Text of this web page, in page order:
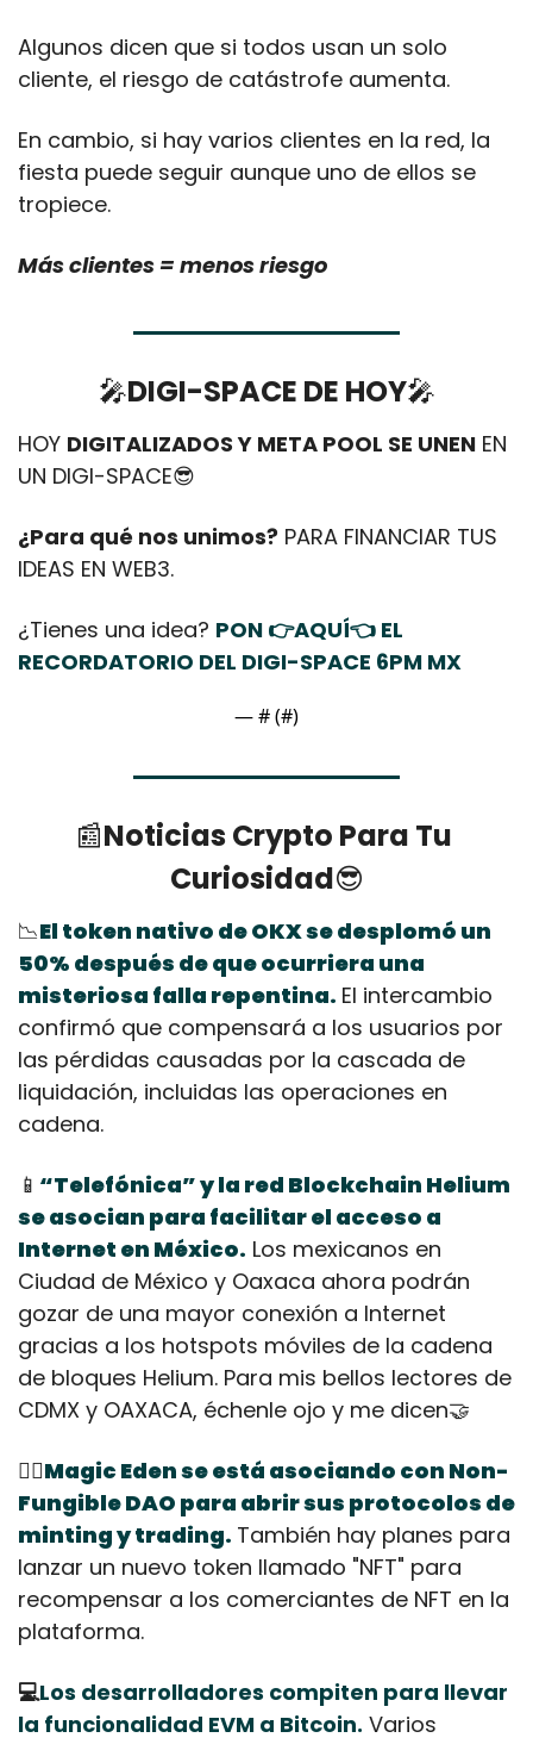
Algunos dicen que si todos usan un solo
cliente, el riesgo de catástrofe aumenta.
En cambio, si hay varios clientes en la red, la
fiesta puede seguir aunque uno de ellos se
tropiece.
Más clientes = menos riesgo
🎤DIGI-SPACE DE HOY🎤
HOY DIGITALIZADOS Y META POOL SE UNEN EN
UN DIGI-SPACE😎
¿Para qué nos unimos? PARA FINANCIAR TUS
IDEAS EN WEB3.
¿Tienes una idea? PON 👉AQUÍ👈 EL
RECORDATORIO DEL DIGI-SPACE 6PM MX
— # (#)
📰Noticias Crypto Para Tu
Curiosidad😎
📉El token nativo de OKX se desplomó un
50% después de que ocurriera una
misteriosa falla repentina. El intercambio
confirmó que compensará a los usuarios por
las pérdidas causadas por la cascada de
liquidación, incluidas las operaciones en
cadena.
📱 “Telefónica” y la red Blockchain Helium
se asocian para facilitar el acceso a
Internet en México. Los mexicanos en
Ciudad de México y Oaxaca ahora podrán
gozar de una mayor conexión a Internet
gracias a los hotspots móviles de la cadena
de bloques Helium. Para mis bellos lectores de
CDMX y OAXACA, échenle ojo y me dicen🤝
🧙‍♂️Magic Eden se está asociando con Non-
Fungible DAO para abrir sus protocolos de
minting y trading. También hay planes para
lanzar un nuevo token llamado "NFT" para
recompensar a los comerciantes de NFT en la
plataforma.
💻Los desarrolladores compiten para llevar
la funcionalidad EVM a Bitcoin. Varios